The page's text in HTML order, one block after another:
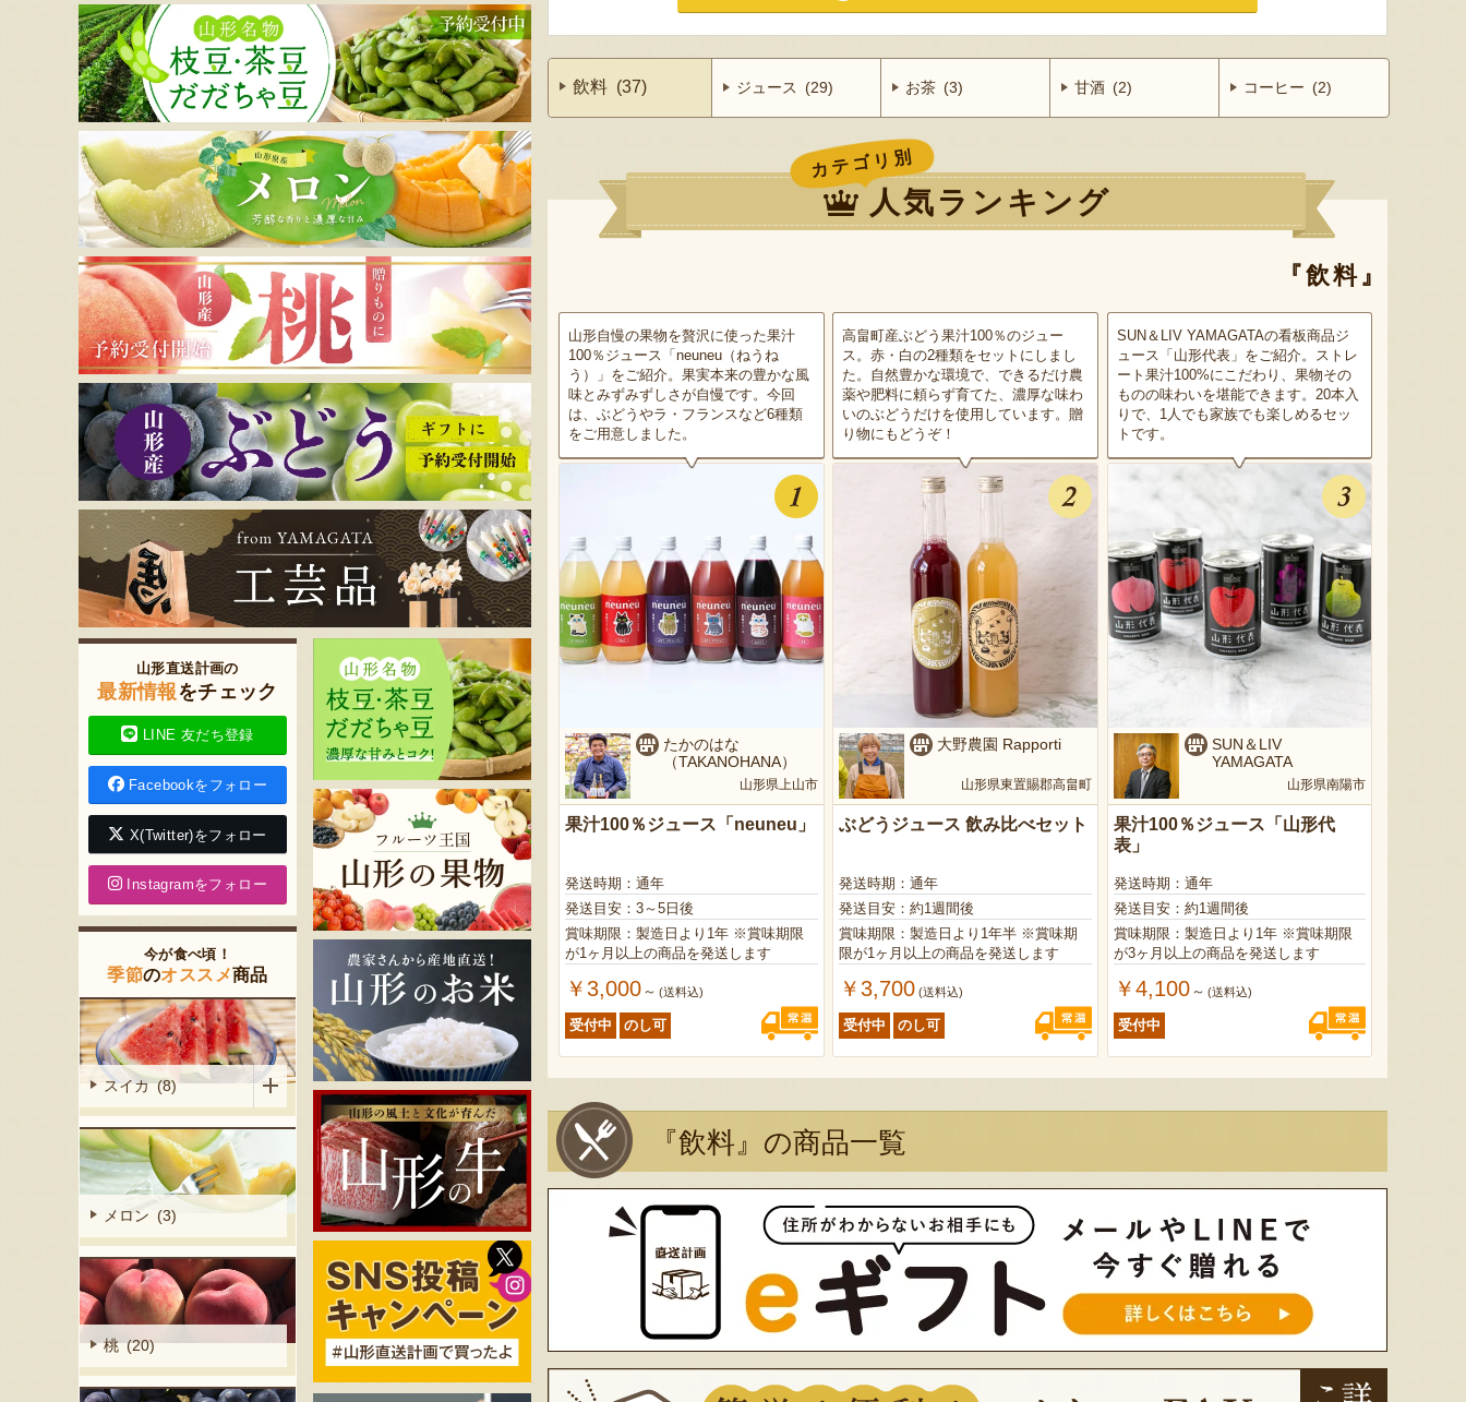
飲料 (37) ジュース (29) お茶 (3) 甘酒 (2) コーヒー (2)
カテゴリ別
人気ランキング
『飲料』
山形自慢の果物を贅沢に使った果汁
100％ジュース「neuneu（ねうね
う）」をご紹介。果実本来の豊かな風
味とみずみずしさが自慢です。今回
は、ぶどうやラ・フランスなど6種類
をご用意しました。
たかのはな
（TAKANOHANA）
山形県上山市
果汁100％ジュース「neuneu」
発送時期：通年
発送目安：3～5日後
賞味期限：製造日より1年 ※賞味期限
が1ヶ月以上の商品を発送します
￥3,000 ～ (送料込)
受付中 のし可
高畠町産ぶどう果汁100％のジュー
ス。赤・白の2種類をセットにしまし
た。自然豊かな環境で、できるだけ農
薬や肥料に頼らず育てた、濃厚な味わ
いのぶどうだけを使用しています。贈
り物にもどうぞ！
大野農園 Rapporti
山形県東置賜郡高畠町
ぶどうジュース 飲み比べセット
発送時期：通年
発送目安：約1週間後
賞味期限：製造日より1年半 ※賞味期
限が1ヶ月以上の商品を発送します
￥3,700 (送料込)
受付中 のし可
SUN＆LIV YAMAGATAの看板商品ジ
ュース「山形代表」をご紹介。ストレ
ート果汁100%にこだわり、果物その
ものの味わいを堪能できます。20本入
りで、1人でも家族でも楽しめるセッ
トです。
SUN＆LIV
YAMAGATA
山形県南陽市
果汁100％ジュース「山形代
表」
発送時期：通年
発送目安：約1週間後
賞味期限：製造日より1年 ※賞味期限
が3ヶ月以上の商品を発送します
￥4,100 ～ (送料込)
受付中
『飲料』の商品一覧
山形直送計画の
最新情報をチェック
LINE 友だち登録
Facebookをフォロー
X(Twitter)をフォロー
Instagramをフォロー
今が食べ頃！
季節のオススメ商品
スイカ (8)
メロン (3)
桃 (20)